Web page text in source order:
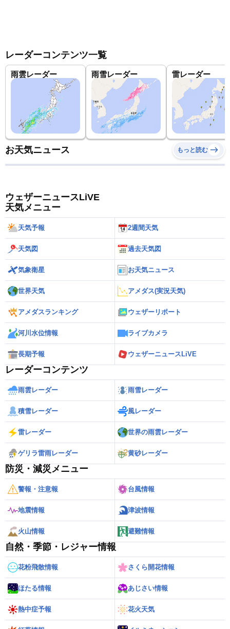
レーダーコンテンツ一覧
雨雲レーダー 雨雪レーダー 雷レーダー
お天気ニュース もっと読む
ウェザーニュースLiVE
天気メニュー
天気予報 2週間天気
天気図 過去天気図
気象衛星 お天気ニュース
世界天気 アメダス(実況天気)
アメダスランキング ウェザーリポート
河川水位情報 ライブカメラ
長期予報 ウェザーニュースLiVE
レーダーコンテンツ
雨雲レーダー 雨雪レーダー
積雪レーダー 風レーダー
雷レーダー 世界の雨雲レーダー
ゲリラ雷雨レーダー 黄砂レーダー
防災・減災メニュー
警報・注意報 台風情報
地震情報 津波情報
火山情報 避難情報
自然・季節・レジャー情報
花粉飛散情報 さくら開花情報
ほたる情報 あじさい情報
熱中症予報 花火天気